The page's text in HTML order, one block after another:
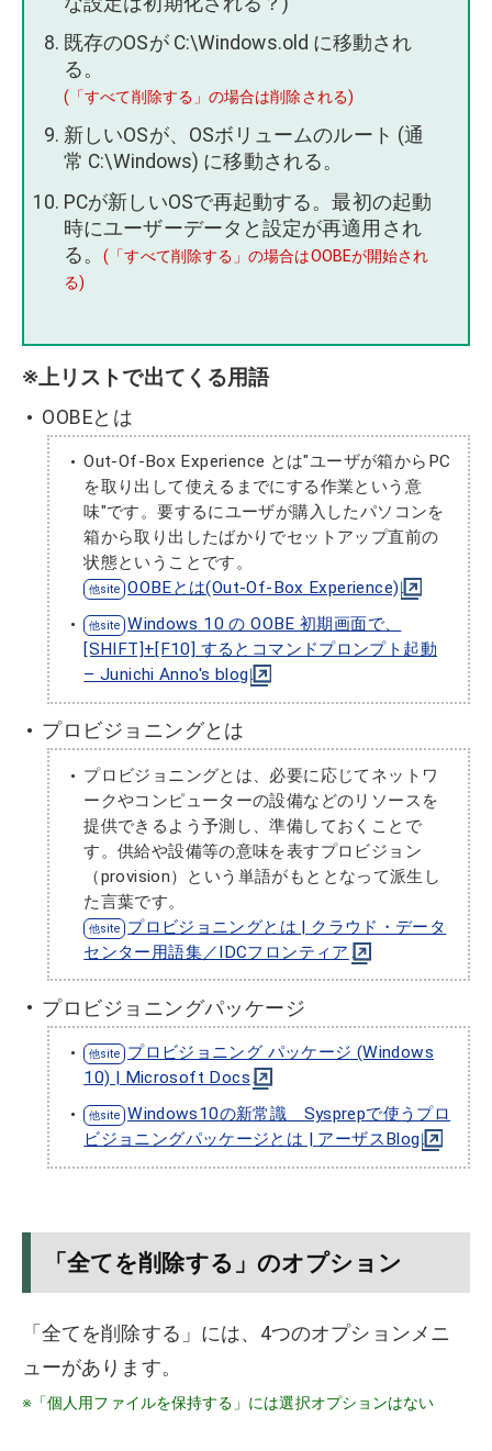
既存のOSが C:\Windows.old に移動され
る。
(「すべて削除する」の場合は削除される)
新しいOSが、OSボリュームのルート (通
常 C:\Windows) に移動される。
PCが新しいOSで再起動する。最初の起動
時にユーザーデータと設定が再適用され
る。(「すべて削除する」の場合はOOBEが開始され
る)
※上リストで出てくる用語
OOBEとは
Out-Of-Box Experience とは"ユーザが箱からPC
を取り出して使えるまでにする作業という意
味"です。要するにユーザが購入したパソコンを
箱から取り出したばかりでセットアップ直前の
状態ということです。
OOBEとは(Out-Of-Box Experience)
Windows 10 の OOBE 初期画面で、
[SHIFT]+[F10] するとコマンドプロンプト起動
– Junichi Anno's blog
プロビジョニングとは
プロビジョニングとは、必要に応じてネットワ
ークやコンピューターの設備などのリソースを
提供できるよう予測し、準備しておくことで
す。供給や設備等の意味を表すプロビジョン
（provision）という単語がもととなって派生し
た言葉です。
プロビジョニングとは | クラウド・データ
センター用語集／IDCフロンティア
プロビジョニングパッケージ
プロビジョニング パッケージ (Windows
10) | Microsoft Docs
Windows10の新常識 Sysprepで使うプロ
ビジョニングパッケージとは | アーザスBlog
「全てを削除する」のオプション
「全てを削除する」には、4つのオプションメニ
ューがあります。
※「個人用ファイルを保持する」には選択オプションはない